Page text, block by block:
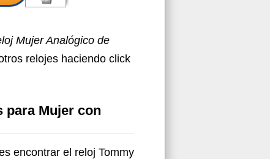
Mujer Analógico de
relojes haciendo click
para Mujer con
encontrar el reloj Tommy